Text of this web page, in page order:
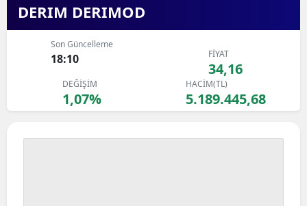
DERIM DERIMOD
Son Güncelleme
18:10 FİYAT
34,16
DEĞİŞİM
1,07%
HACİM(TL)
5.189.445,68